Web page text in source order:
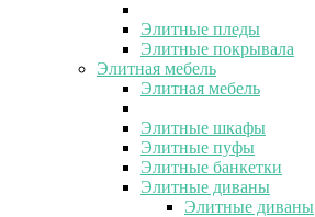
Элитные пледы
Элитные покрывала
Элитная мебель
Элитная мебель
Элитные шкафы
Элитные пуфы
Элитные банкетки
Элитные диваны
Элитные диваны